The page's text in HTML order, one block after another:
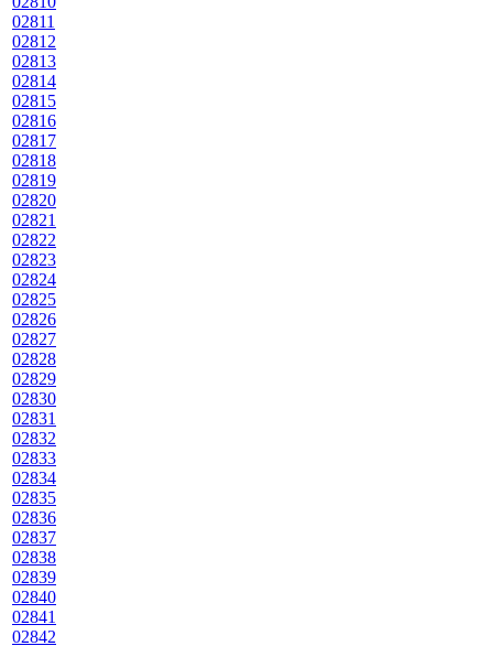
02811
02812
02813
02814
02815
02816
02817
02818
02819
02820
02821
02822
02823
02824
02825
02826
02827
02828
02829
02830
02831
02832
02833
02834
02835
02836
02837
02838
02839
02840
02841
02842